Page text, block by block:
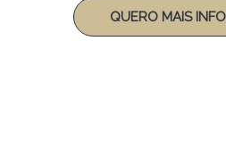
QUERO MAIS